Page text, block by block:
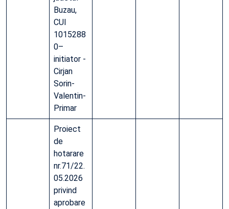
Buzau,
CUI
1015288
0–
initiator -
Cirjan
Sorin-
Valentin-
Primar
Proiect
de
hotarare
nr.71/22.
05.2026
privind
aprobare